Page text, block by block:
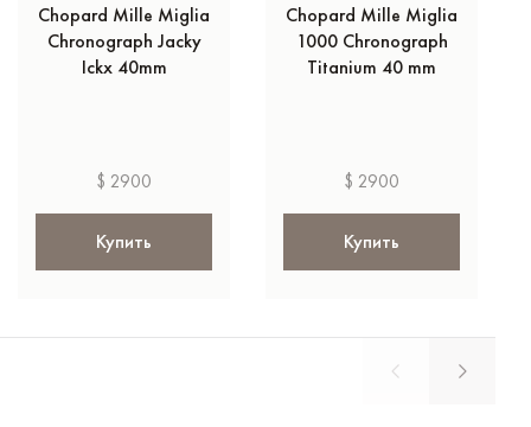
Chopard Mille Miglia
Chronograph Jacky
Ickx 40mm
$ 2900
Купить
Chopard Mille Miglia
1000 Chronograph
Titanium 40 mm
$ 2900
Купить